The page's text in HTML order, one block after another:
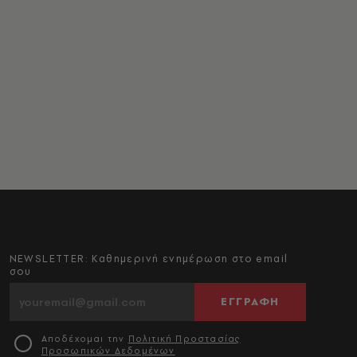
NEWSLETTER: Καθημερινή ενημέρωση στο email
σου
ΕΓΓΡΑΦΗ
Αποδέχομαι την Πολιτική Προστασίας
Προσωπικών Δεδομένων